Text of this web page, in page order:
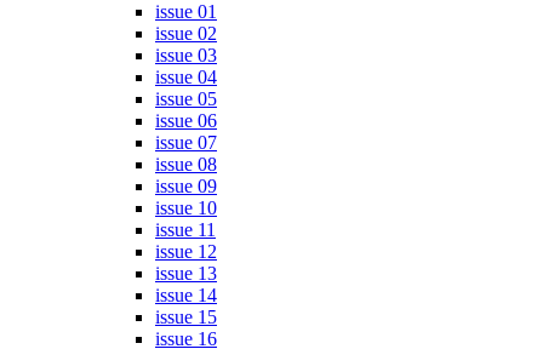
issue 01
issue 02
issue 03
issue 04
issue 05
issue 06
issue 07
issue 08
issue 09
issue 10
issue 11
issue 12
issue 13
issue 14
issue 15
issue 16